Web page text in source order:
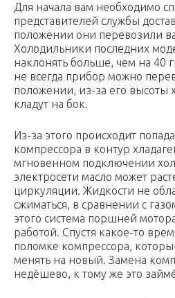
Для начала вам необходимо
представителей службы
положении они перевозили
Холодильники последних
наклонять больше, чем на 40
не всегда прибор можно
положении, из-за его высоты
кладут на бок.
Из-за этого происходит
компрессора в контур
мгновенном подключении
электросети масло может
циркуляции. Жидкости не
сжиматься, в сравнении с
этого система поршней
работой. Спустя какое-то
поломке компрессора,
менять на новый. Замена
недёшево, к тому же это